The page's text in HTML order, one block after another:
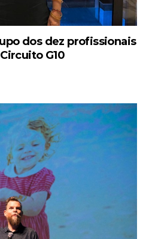
dos dez profissionais
G10